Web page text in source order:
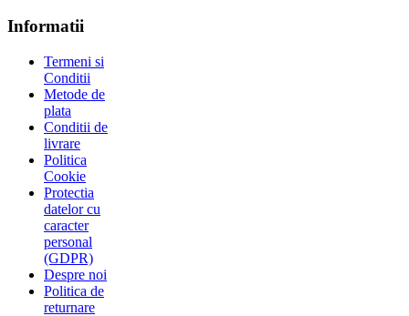
Informatii
Termeni si
Conditii
Metode de
plata
Conditii de
livrare
Politica
Cookie
Protectia
datelor cu
caracter
personal
(GDPR)
Despre noi
Politica de
returnare